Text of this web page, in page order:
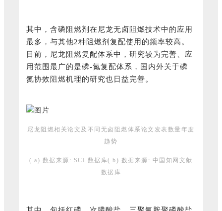
其中，含磷阻燃剂在尼龙无卤阻燃技术中的应用
最多，与其他2种阻燃剂复配使用的频率较高。
目前，尼龙阻燃复配体系中，研究较为完善、应
用范围最广的是磷-氮复配体系，国内外关于磷
氮协效阻燃机理的研究也日益完善。
尼龙阻燃相关论文及不同无卤阻燃体系论文发表数量年度
趋势
( a) 数据来源: SCI 数据库( b) 数据来源: 中国知网文献
数据库